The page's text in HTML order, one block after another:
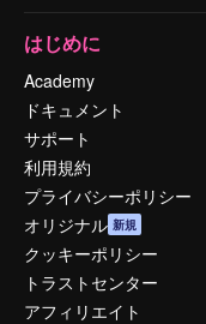
はじめに
Academy
ドキュメント
サポート
利用規約
プライバシーポリシー
オリジナル 新規
クッキーポリシー
トラストセンター
アフィリエイト